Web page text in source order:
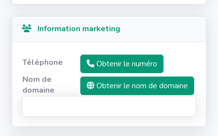
Information marketing
Téléphone
Obtenir le numéro
Nom de
domaine
Obtenir le nom de domaine